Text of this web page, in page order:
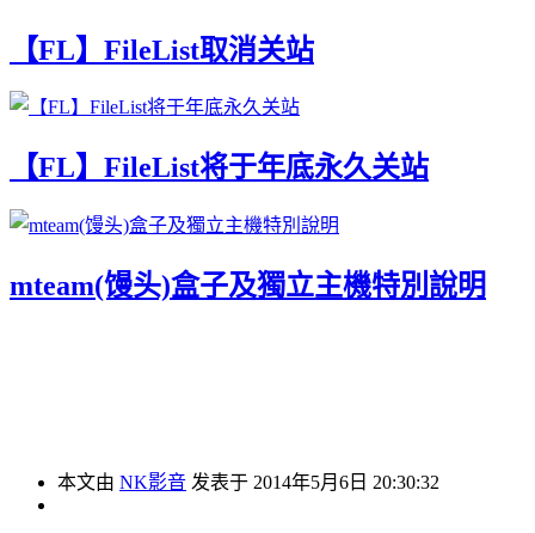
【FL】FileList取消关站
【FL】FileList将于年底永久关站
mteam(馒头)盒子及獨立主機特別說明
本文由 NK影音 发表于 2014年5月6日 20:30:32